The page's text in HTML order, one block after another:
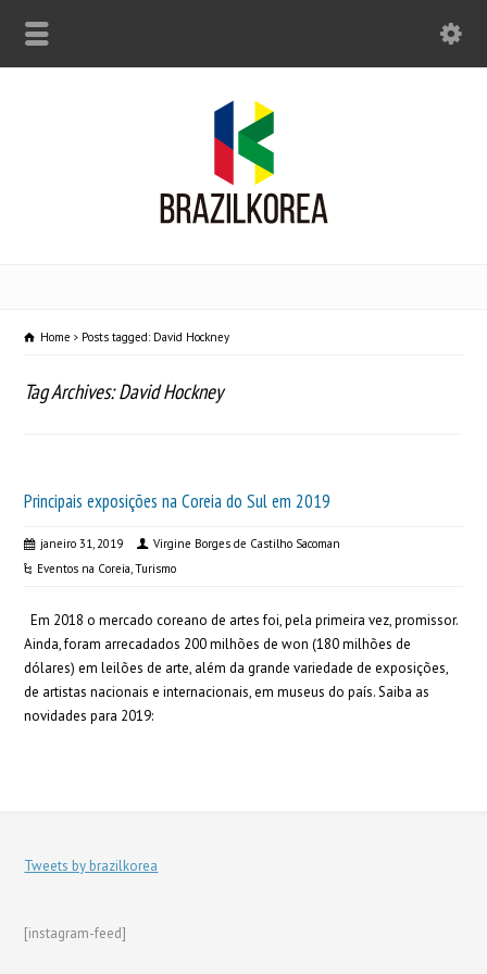
Home Posts tagged: David Hockney
Tag Archives: David Hockney
Principais exposições na Coreia do Sul em 2019
janeiro 31, 2019
Virgine Borges de Castilho Sacoman
Eventos na Coreia,Turismo
Em 2018 o mercado coreano de artes foi, pela primeira vez, promissor.
Ainda, foram arrecadados 200 milhões de won (180 milhões de
dólares) em leilões de arte, além da grande variedade de exposições,
de artistas nacionais e internacionais, em museus do país. Saiba as
novidades para 2019:
Tweets by brazilkorea
[instagram-feed]